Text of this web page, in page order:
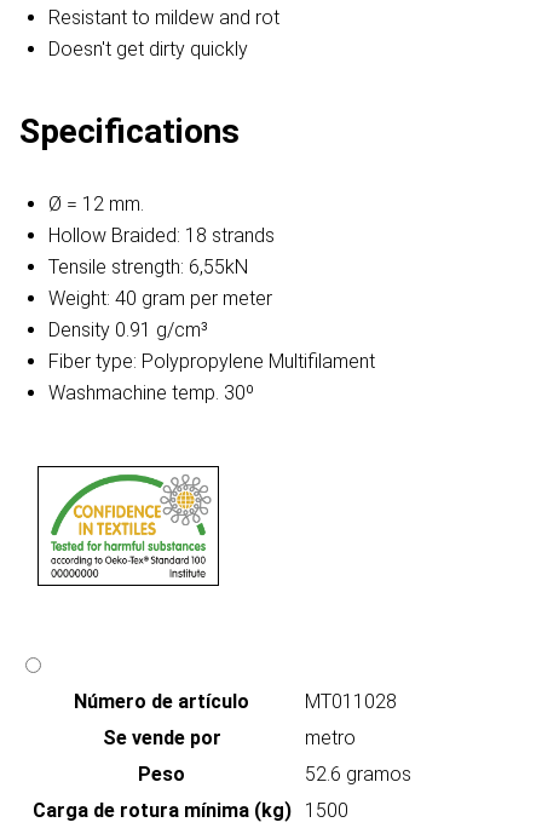
Resistant to mildew and rot
Doesn't get dirty quickly
Specifications
Ø = 12 mm.
Hollow Braided: 18 strands
Tensile strength: 6,55kN
Weight: 40 gram per meter
Density 0.91 g/cm³
Fiber type: Polypropylene Multifilament
Washmachine temp. 30º
Número de artículo
MT011028
Se vende por
metro
Peso
52.6 gramos
Carga de rotura mínima (kg)
1500